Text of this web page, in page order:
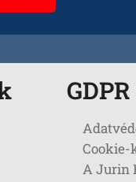
Cookie-
A Jurin